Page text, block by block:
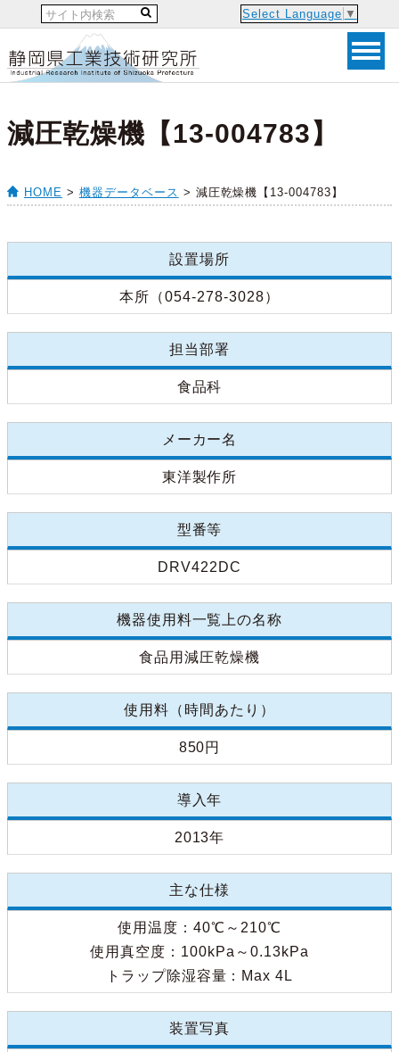
Select Language ▼
減圧乾燥機【13-004783】
HOME > 機器データベース > 減圧乾燥機【13-004783】
設置場所
本所（054-278-3028）
担当部署
食品科
メーカー名
東洋製作所
型番等
DRV422DC
機器使用料一覧上の名称
食品用減圧乾燥機
使用料（時間あたり）
850円
導入年
2013年
主な仕様
使用温度：40℃～210℃
使用真空度：100kPa～0.13kPa
トラップ除湿容量：Max 4L
装置写真